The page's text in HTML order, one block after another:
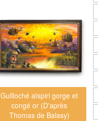
Guilloché aïspiri gorge et
congé or (D'après
Thomas de Balasy)